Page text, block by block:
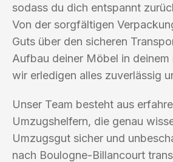
sodass du dich entspannt
Von der sorgfältigen
Guts über den sicheren
Aufbau deiner Möbel in deinem
wir erledigen alles zuverlässig
Unser Team besteht aus
Umzugshelfern, die genau
Umzugsgut sicher und
nach Boulogne-Billancourt